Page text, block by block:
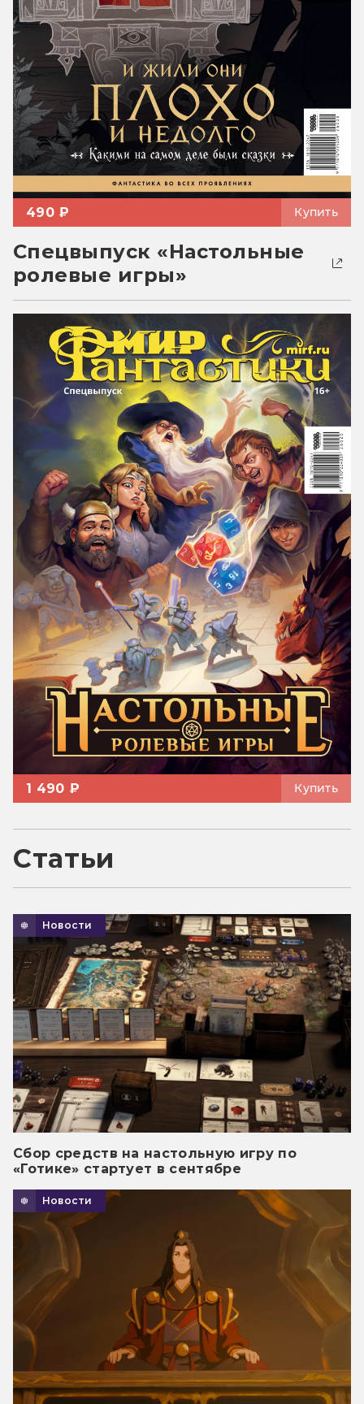
490 ₽ Купить
Спецвыпуск «Настольные
ролевые игры»
1 490 ₽ Купить
Статьи
Новости
Сбор средств на настольную игру по
«Готике» стартует в сентябре
Новости